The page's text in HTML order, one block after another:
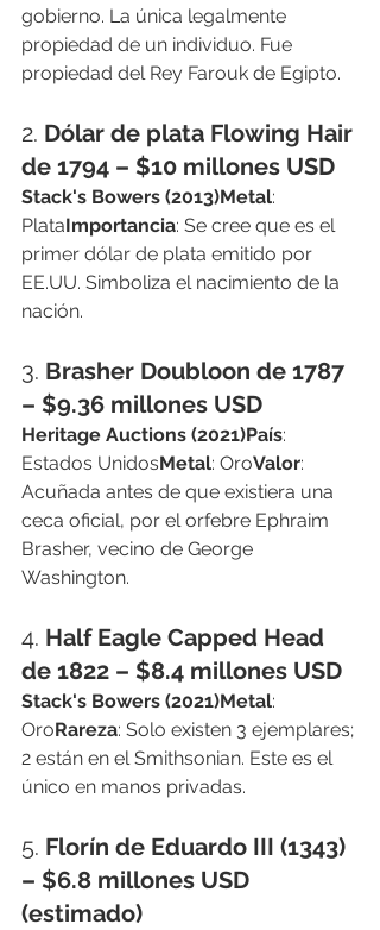
gobierno. La única legalmente
propiedad de un individuo. Fue
propiedad del Rey Farouk de Egipto.
2. Dólar de plata Flowing Hair
de 1794 – $10 millones USD
Stack's Bowers (2013)Metal:
PlataImportancia: Se cree que es el
primer dólar de plata emitido por
EE.UU. Simboliza el nacimiento de la
nación.
3. Brasher Doubloon de 1787
– $9.36 millones USD
Heritage Auctions (2021)País:
Estados UnidosMetal: OroValor:
Acuñada antes de que existiera una
ceca oficial, por el orfebre Ephraim
Brasher, vecino de George
Washington.
4. Half Eagle Capped Head
de 1822 – $8.4 millones USD
Stack's Bowers (2021)Metal:
OroRareza: Solo existen 3 ejemplares;
2 están en el Smithsonian. Este es el
único en manos privadas.
5. Florín de Eduardo III (1343)
– $6.8 millones USD
(estimado)